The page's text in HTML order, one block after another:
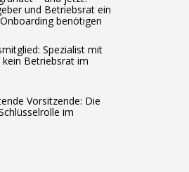
und Betriebsrat ein
benötigen
Spezialist mit
Betriebsrat im
Vorsitzende: Die
im